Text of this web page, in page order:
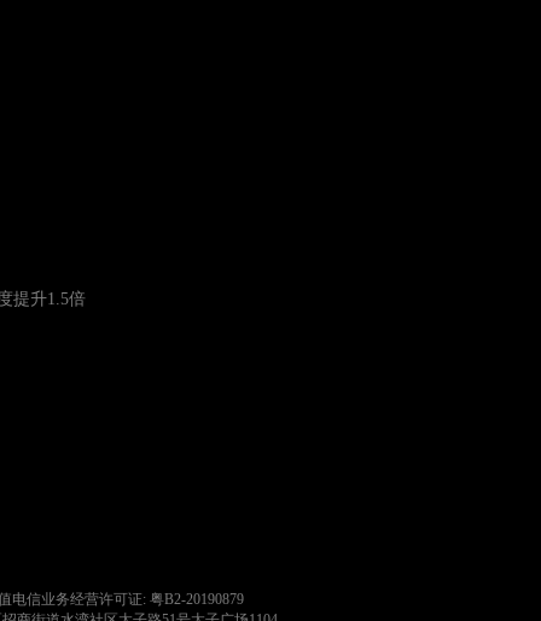
提升1.5倍
电信业务经营许可证: 粤B2-20190879